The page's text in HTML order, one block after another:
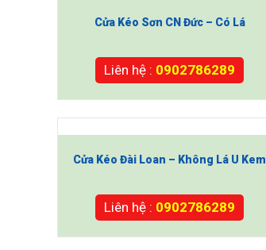
Cửa Kéo Sơn CN Đức – Có Lá
Liên hệ : 0902786289
Cửa Kéo Đài Loan – Không Lá U Kem
Liên hệ : 0902786289